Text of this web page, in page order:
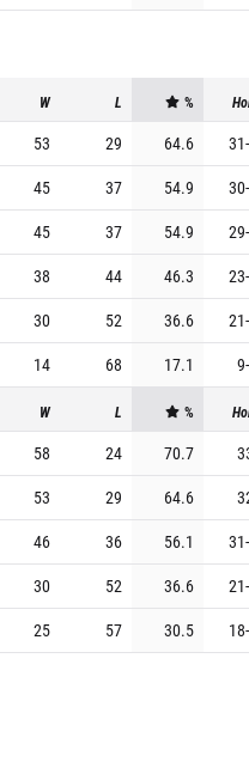
W L %
53 29 64.6 31-
45 37 54.9 30-
45 37 54.9 29-
38 44 46.3 23-
30 52 36.6 21-
14 68 17.1 9-
W L %
58 24 70.7
53 29 64.6
46 36 56.1 31-
30 52 36.6 21-
25 57 30.5 18-